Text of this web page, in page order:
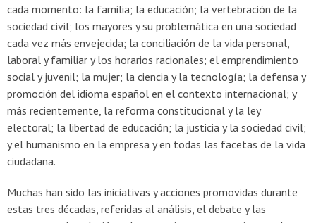
cada momento: la familia; la educación; la vertebración de la
sociedad civil; los mayores y su problemática en una sociedad
cada vez más envejecida; la conciliación de la vida personal,
laboral y familiar y los horarios racionales; el emprendimiento
social y juvenil; la mujer; la ciencia y la tecnología; la defensa y
promoción del idioma español en el contexto internacional; y
más recientemente, la reforma constitucional y la ley
electoral; la libertad de educación; la justicia y la sociedad civil;
y el humanismo en la empresa y en todas las facetas de la vida
ciudadana.
Muchas han sido las iniciativas y acciones promovidas durante
estas tres décadas, referidas al análisis, el debate y las